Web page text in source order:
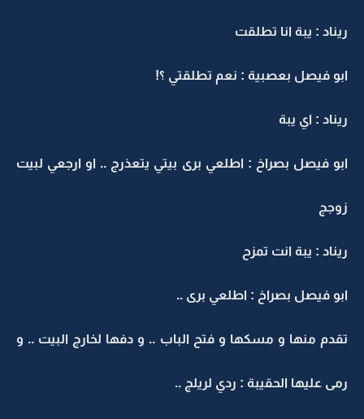
ريناد : يبة انا تطلقت
ابو فيصل بعصبية : نعم تطلقتي ؟!
ريناد : اي يبة
ابو فيصل بصراخ : اطلعي برى بيتي يتعذرج .. او ارجعي لبيت
زوجج
ريناد : يبة انت تمزح
ابو فيصل بصراخ : اطلعي برى ..
تقدم منها و مسكها و فتح الباب .. و دفها لخارج البيت .. و
رمى عليها الحقيبة : ردي لريلج ..